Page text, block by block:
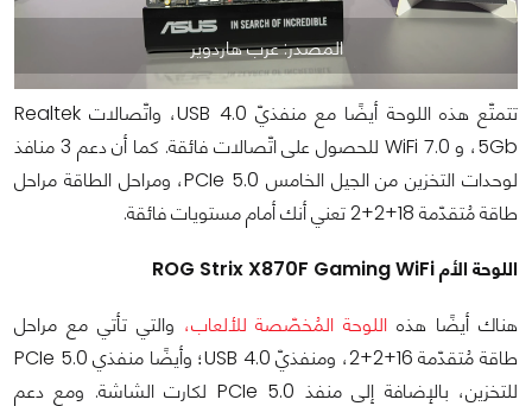
المصدر: عرب هاردوير
تتمتّع هذه اللوحة أيضًا مع منفذيّ USB 4.0، واتّصالات Realtek
5Gb، و WiFi 7.0 للحصول على اتّصالات فائقة. كما أن دعم 3 منافذ
لوحدات التخزين من الجيل الخامس PCIe 5.0، ومراحل الطاقة مراحل
طاقة مُتقدّمة 18+2+2 تعني أنك أمام مستويات فائقة.
اللوحة الأم ROG Strix X870F Gaming WiFi
هناك أيضًا هذه اللوحة المُخصّصة للألعاب، والتي تأتي مع مراحل
طاقة مُتقدّمة 16+2+2، ومنفذيّ USB 4.0؛ وأيضًا منفذي PCIe 5.0
للتخزين، بالإضافة إلى منفذ PCIe 5.0 لكارت الشاشة. ومع دعم